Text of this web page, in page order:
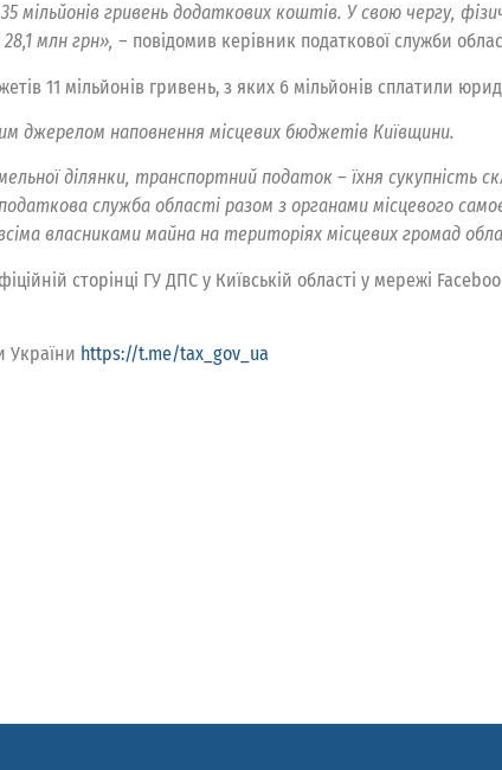
мільйонів гривень додаткових коштів. У свою чергу,
млн грн», – повідомив керівник податкової служби
11 мільйонів гривень, з яких 6 мільйонів сплатили
джерелом наповнення місцевих бюджетів Київщини.
ділянки, транспортний податок – їхня сукупність
служба області разом з органами місцевого
власниками майна на територіях місцевих громад
сторінці ГУ ДПС у Київській області у мережі
України https://t.me/tax_gov_ua